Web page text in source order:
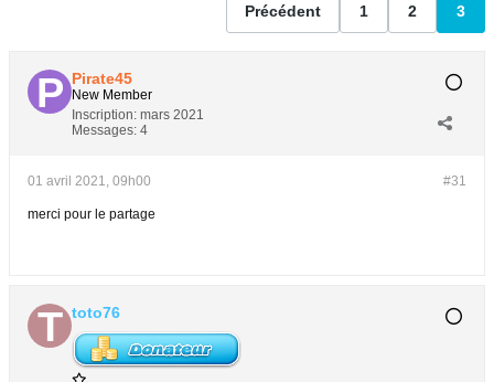
Précédent 1 2 3
Pirate45
New Member
Inscription: mars 2021
Messages: 4
#31
01 avril 2021, 09h00
merci pour le partage
toto76